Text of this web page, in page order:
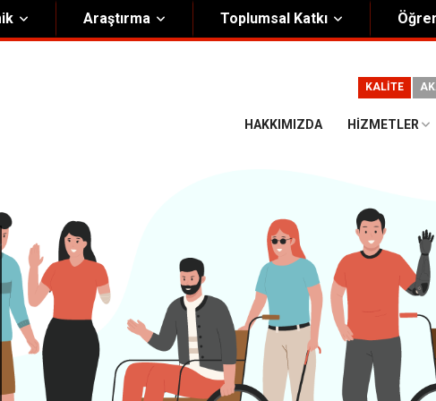
Şeması Eğiticinin Eğitimi Programı
Bilgi Güvenliği
Politikalar
Araştırma Toplumsal Katkı
KALİTE
HAKKIMIZDA HIZMETLER